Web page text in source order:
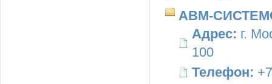
АВМ-
Адрес: г.
100
Телефон: